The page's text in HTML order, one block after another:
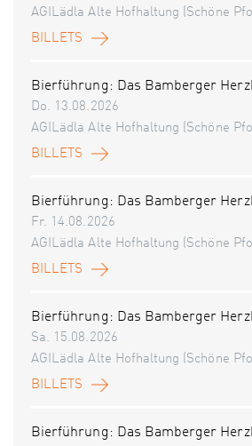
AGILädla Alte Hofhaltung (Schöne
BILLETS
Bierführung: Das Bamberger
Do. 13.08.2026
AGILädla Alte Hofhaltung (Schöne
BILLETS
Bierführung: Das Bamberger
Fr. 14.08.2026
AGILädla Alte Hofhaltung (Schöne
BILLETS
Bierführung: Das Bamberger
Sa. 15.08.2026
AGILädla Alte Hofhaltung (Schöne
BILLETS
Bierführung: Das Bamberger